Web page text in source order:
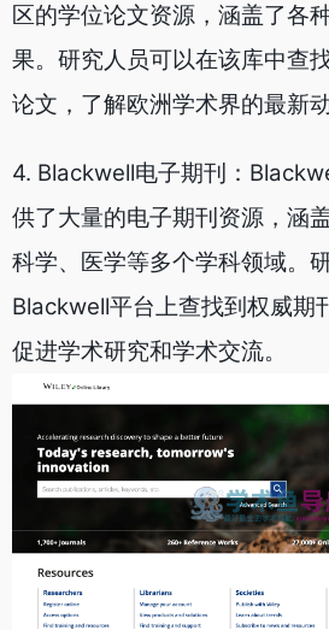
区的学位论文资源，涵盖了各
果。研究人员可以在该库中查
论文，了解欧洲学术界的最新
4. Blackwell电子期刊：
供了大量的电子期刊资源，涵
科学、医学等多个学科领域。
Blackwell平台上查找到权威期
促进学术研究和学术交流。